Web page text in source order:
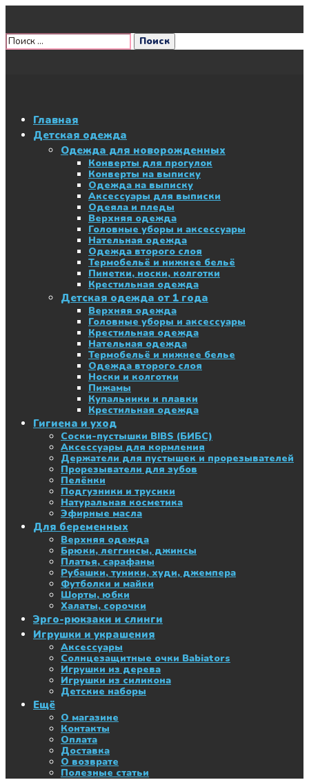
Главная
Детская одежда
Одежда для новорожденных
Конверты для прогулок
Конверты на выписку
Одежда на выписку
Аксессуары для выписки
Одеяла и пледы
Верхняя одежда
Головные уборы и аксессуары
Нательная одежда
Одежда второго слоя
Термобельё и нижнее бельё
Пинетки, носки, колготки
Крестильная одежда
Детская одежда от 1 года
Верхняя одежда
Головные уборы и аксессуары
Крестильная одежда
Нательная одежда
Термобельё и нижнее белье
Одежда второго слоя
Носки и колготки
Пижамы
Купальники и плавки
Крестильная одежда
Гигиена и уход
Соски-пустышки BIBS (БИБС)
Аксессуары для кормления
Держатели для пустышек и прорезывателей
Прорезыватели для зубов
Пелёнки
Подгузники и трусики
Натуральная косметика
Эфирные масла
Для беременных
Верхняя одежда
Брюки, леггинсы, джинсы
Платья, сарафаны
Рубашки, туники, худи, джемпера
Футболки и майки
Шорты, юбки
Халаты, сорочки
Эрго-рюкзаки и слинги
Игрушки и украшения
Аксессуары
Солнцезащитные очки Babiators
Игрушки из дерева
Игрушки из силикона
Детские наборы
Ещё
О магазине
Контакты
Оплата
Доставка
О возврате
Полезные статьи